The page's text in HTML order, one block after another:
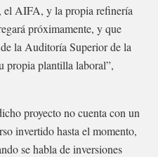
el AIFA, y la propia refinería
próximamente, y que
la Auditoría Superior de la
propia plantilla laboral”,
proyecto no cuenta con un
invertido hasta el momento,
se habla de inversiones